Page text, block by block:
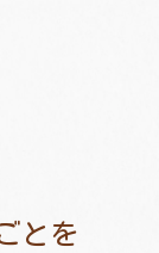
とを